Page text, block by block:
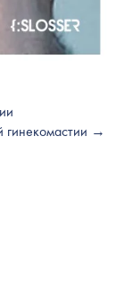
гинекомастии →